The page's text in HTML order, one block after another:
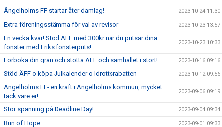
Ängelholms FF startar åter damlag! 2023-10-24 11:30
Extra föreningsstämma för val av revisor 2023-10-23 13:57
En vecka kvar! Stöd ÄFF med 300kr när du putsar dina
fönster med Eriks fönsterputs!
2023-10-23 10:33
Förboka din gran och stötta ÄFF och samhället i stort! 2023-10-16 09:16
Stöd ÄFF o köpa Julkalender o Idrottsrabatten 2023-10-12 09:56
Ängelholms FF- en kraft i Ängelholms kommun, mycket
tack vare er!
2023-09-06 09:19
Stor spänning på Deadline Day! 2023-09-04 09:34
Run of Hope 2023-09-01 09:33